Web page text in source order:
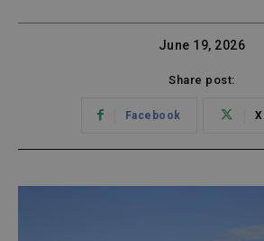
June 19, 2026
Share post:
Facebook X